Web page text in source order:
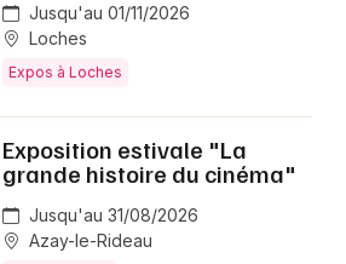
Jusqu'au 01/11/2026
Loches
Expos à Loches
Exposition estivale "La
grande histoire du cinéma"
Jusqu'au 31/08/2026
Azay-le-Rideau